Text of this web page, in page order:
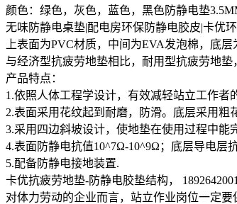
颜色：绿色，灰色，蓝色，黑色防静电垫
无味防静电桌垫|配电房环保防静电胶皮|卡优
上表面为PVC材质，中间为EVA发泡棉，底
与经济型抗疲劳地垫相比，耐用型抗疲劳地
产品特点：
1.依照人体工程学设计，有效减轻站立工作者
2.表面采用花纹起到耐磨，防滑。底层采用粗
3.采用四边斜坡设计，使地垫在使用过程中能
4.表面防静电抗值10^7Ω-10^9Ω；底层导电层
5.配备防静电接地装置.
卡优抗疲劳地垫-防静电胶垫结构，
对体力劳动的企业而言，站立作业岗位一定